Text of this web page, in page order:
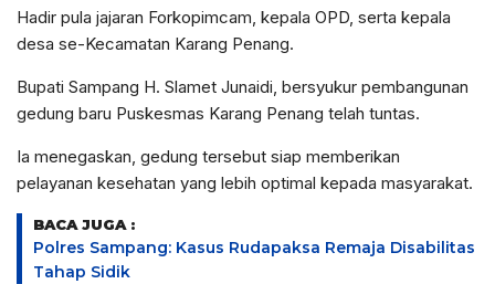
Hadir pula jajaran Forkopimcam, kepala OPD, serta kepala
desa se-Kecamatan Karang Penang.
Bupati Sampang H. Slamet Junaidi, bersyukur pembangunan
gedung baru Puskesmas Karang Penang telah tuntas.
Ia menegaskan, gedung tersebut siap memberikan
pelayanan kesehatan yang lebih optimal kepada masyarakat.
BACA JUGA :
Polres Sampang: Kasus Rudapaksa Remaja Disabilitas
Tahap Sidik